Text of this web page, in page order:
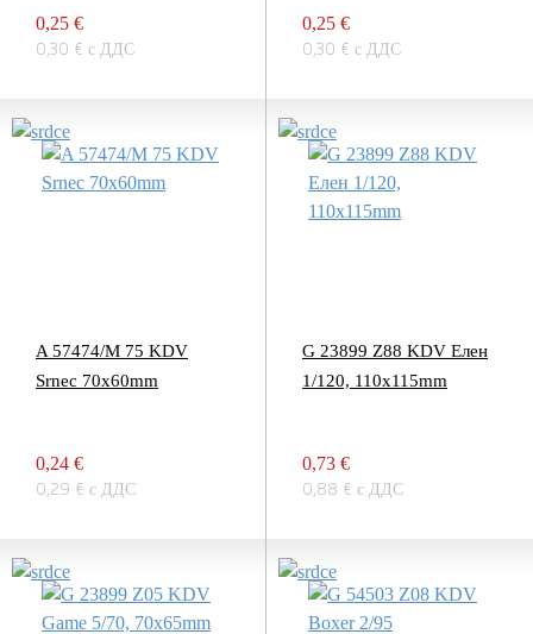
0,25 €
0,30 € с ДДС
0,25 €
0,30 € с ДДС
A 57474/M 75 KDV
Srnec 70x60mm
0,24 €
0,29 € с ДДС
G 23899 Z88 KDV Елен
1/120, 110x115mm
0,73 €
0,88 € с ДДС